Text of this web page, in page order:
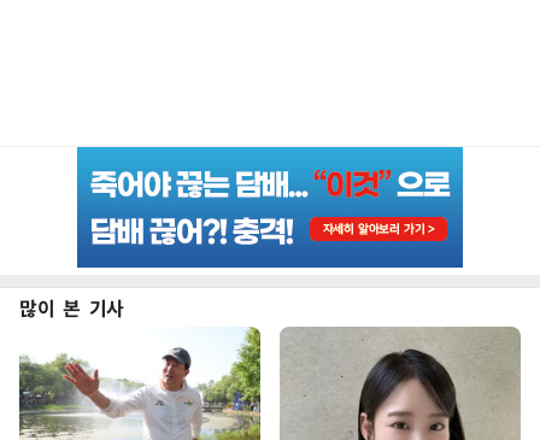
많이 본 기사